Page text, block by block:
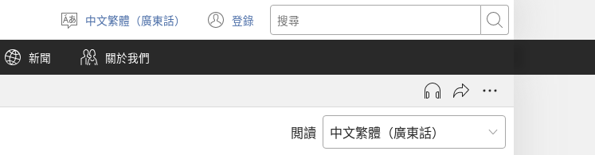
選
擇
語
言
中文繁體（廣東話） 登錄
（開
啟
視
搜
尋
新聞 關於我們
閲讀